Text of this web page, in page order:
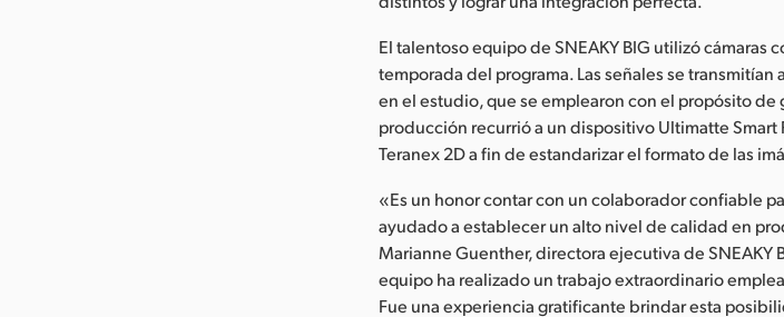
El talentoso equipo de SNEAKY BIG utilizó cámaras
temporada del programa. Las señales se
en el estudio, que se emplearon con el propósito de
producción recurrió a un dispositivo Ultimatte Smart
Teranex 2D a fin de estandarizar el formato de las
«Es un honor contar con un colaborador confiable
ayudado a establecer un alto nivel de calidad en
Marianne Guenther, directora ejecutiva de SNEAKY
equipo ha realizado un trabajo extraordinario
Fue una experiencia gratificante brindar esta